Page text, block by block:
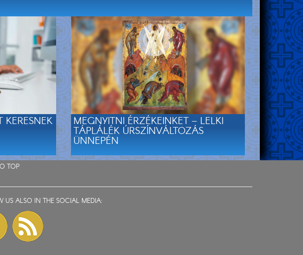
MEGNYITNI ÉRZÉKEINKET – LELKI
TÁPLÁLÉK ÚRSZÍNVÁLTOZÁS
ÜNNEPÉN
TOP
US ALSO IN THE SOCIAL MEDIA: